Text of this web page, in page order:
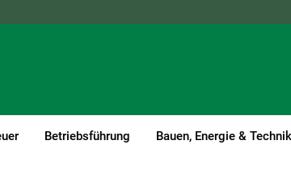
Betriebsführung Bauen, Energie & Technik